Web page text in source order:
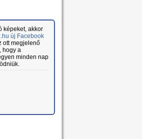
képeket, akkor
új Facebook
ott megjelenő
hogy a
minden nap